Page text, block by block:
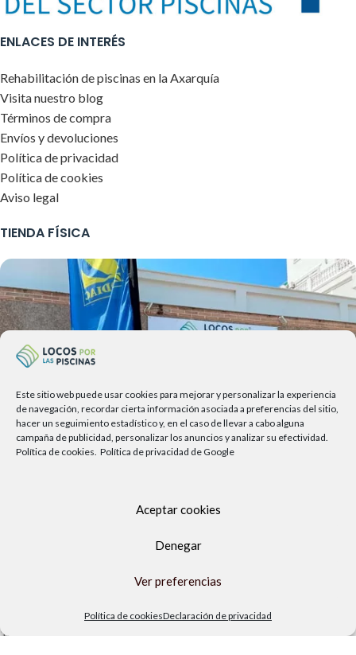
Este sitio web puede usar cookies para mejorar y personalizar la experiencia
de navegación, recordar cierta información asociada a preferencias del sitio,
hacer un seguimiento estadístico y, en el caso de llevar a cabo alguna
campaña de publicidad, personalizar los anuncios y analizar su efectividad.
Política de cookies. Política de privacidad de Google
Aceptar cookies
Denegar
Ver preferencias
Política de cookiesDeclaración de privacidad
ENLACES DE INTERÉS
Rehabilitación de piscinas en la Axarquía
Visita nuestro blog
Términos de compra
Envíos y devoluciones
Política de privacidad
Política de cookies
Aviso legal
TIENDA FÍSICA
29740 Torre del Mar, Málaga
9.00h a 13.30h - 16.00h a 19.00h
10:00 a 13:30h